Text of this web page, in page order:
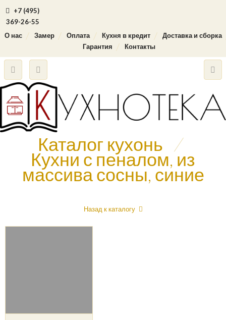
+7 (495)
369-26-55
О нас
Замер Оплата Кухня в кредит
Доставка и сборка
Гарантия
Контакты
Каталог кухонь /
Кухни с пеналом, из
массива сосны, синие
Назад к каталогу